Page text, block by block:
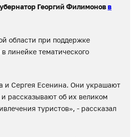
Георгий Филимоновв
области при поддержке
линейке тематического
и Сергея Есенина. Они украшают
рассказывают об их великом
туристов», - рассказал